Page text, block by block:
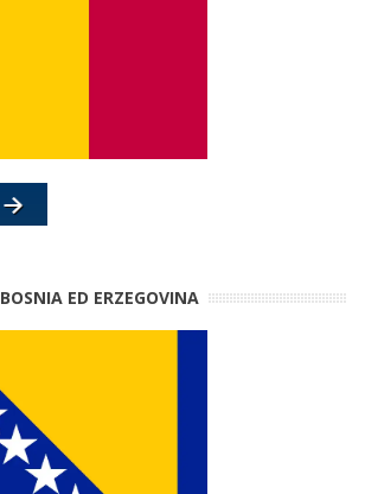
BOSNIA ED ERZEGOVINA